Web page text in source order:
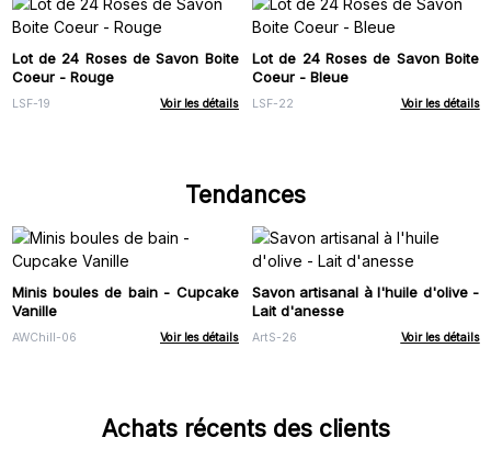
Lot de 24 Roses de Savon Boite
Coeur - Rouge
LSF-19 Voir les détails
Lot de 24 Roses de Savon Boite
Coeur - Bleue
LSF-22 Voir les détails
Tendances
Minis boules de bain - Cupcake
Vanille
AWChill-06 Voir les détails
Savon artisanal à l'huile d'olive -
Lait d'anesse
ArtS-26 Voir les détails
Achats récents des clients